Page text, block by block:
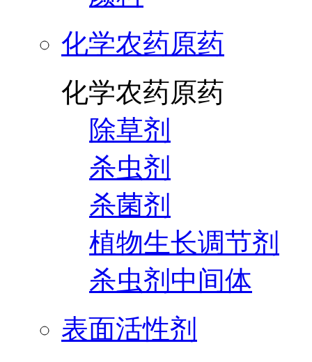
化学农药原药
化学农药原药
除草剂
杀虫剂
杀菌剂
植物生长调节剂
杀虫剂中间体
表面活性剂